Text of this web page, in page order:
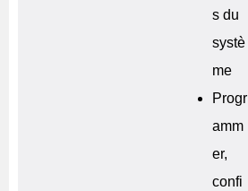
s du
systè
me
Progr
amm
er,
confi